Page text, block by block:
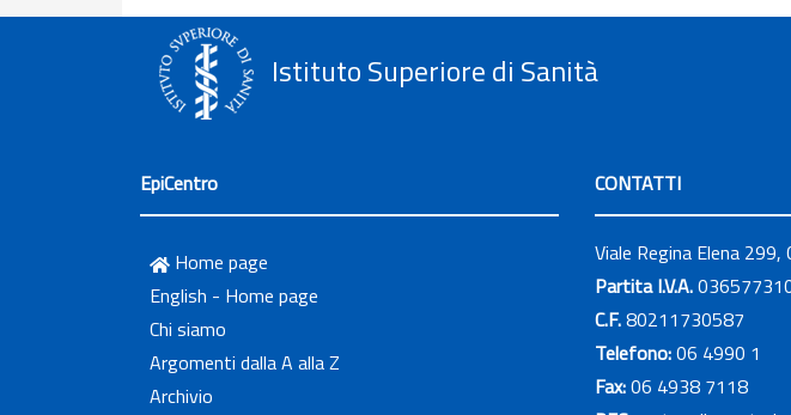
Istituto Superiore di Sanità
EpiCentro
Home page
English - Home page
Chi siamo
Argomenti dalla A alla Z
Archivio
CONTATTI
Viale Regina Elena
Partita I.V.A.
C.F.80211730587
Telefono:06 4990 1
Fax:06 4938 7118